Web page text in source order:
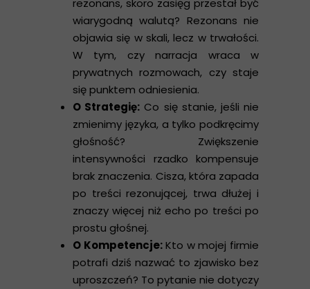
rezonans, skoro zasięg przestał być
wiarygodną walutą? Rezonans nie
objawia się w skali, lecz w trwałości.
W tym, czy narracja wraca w
prywatnych rozmowach, czy staje
się punktem odniesienia.
O Strategię: Co się stanie, jeśli nie
zmienimy języka, a tylko podkręcimy
głośność? Zwiększenie
intensywności rzadko kompensuje
brak znaczenia. Cisza, która zapada
po treści rezonującej, trwa dłużej i
znaczy więcej niż echo po treści po
prostu głośnej.
O Kompetencje:Kto w mojej firmie
potrafi dziś nazwać to zjawisko bez
uproszczeń? To pytanie nie dotyczy